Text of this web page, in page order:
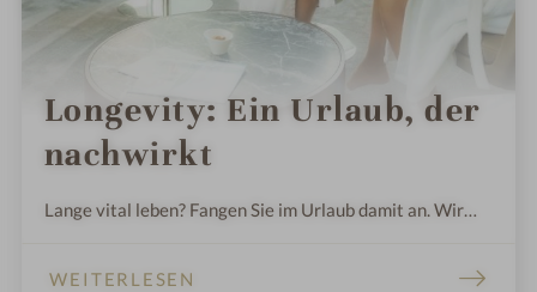
Longevity: Ein Urlaub, der
nachwirkt
Lange vital leben? Fangen Sie im Urlaub damit an. Wir
Gesundheit leichtfällt.
WEITERLESEN